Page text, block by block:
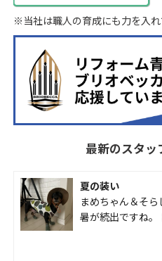
※当社は職人の育成にも力を入れ
最新のスタッ
夏の装い
まめちゃん＆そ
暑が続出ですね